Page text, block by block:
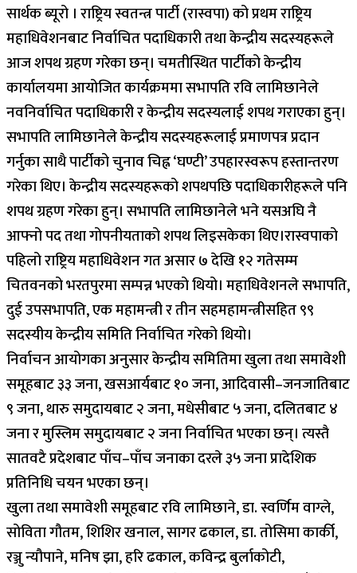
सार्थक ब्यूरो । राष्ट्रिय स्वतन्त्र पार्टी (रास्वपा) को प्रथम राष्ट्रिय
महाधिवेशनबाट निर्वाचित पदाधिकारी तथा केन्द्रीय सदस्यहरूले
आज शपथ ग्रहण गरेका छन्। चमतीस्थित पार्टीको केन्द्रीय
कार्यालयमा आयोजित कार्यक्रममा सभापति रवि लामिछानेले
नवनिर्वाचित पदाधिकारी र केन्द्रीय सदस्यलाई शपथ गराएका हुन्।
सभापति लामिछानेले केन्द्रीय सदस्यहरूलाई प्रमाणपत्र प्रदान
गर्नुका साथै पार्टीको चुनाव चिह्न ‘घण्टी’ उपहारस्वरूप हस्तान्तरण
गरेका थिए। केन्द्रीय सदस्यहरूको शपथपछि पदाधिकारीहरूले पनि
शपथ ग्रहण गरेका हुन्। सभापति लामिछानेले भने यसअघि नै
आफ्नो पद तथा गोपनीयताको शपथ लिइसकेका थिए।रास्वपाको
पहिलो राष्ट्रिय महाधिवेशन गत असार ७ देखि १२ गतेसम्म
चितवनको भरतपुरमा सम्पन्न भएको थियो। महाधिवेशनले सभापति,
दुई उपसभापति, एक महामन्त्री र तीन सहमहामन्त्रीसहित ९९
सदस्यीय केन्द्रीय समिति निर्वाचित गरेको थियो।
निर्वाचन आयोगका अनुसार केन्द्रीय समितिमा खुला तथा समावेशी
समूहबाट ३३ जना, खसआर्यबाट १० जना, आदिवासी–जनजातिबाट
९ जना, थारु समुदायबाट २ जना, मधेसीबाट ५ जना, दलितबाट ४
जना र मुस्लिम समुदायबाट २ जना निर्वाचित भएका छन्। त्यस्तै
सातवटै प्रदेशबाट पाँच–पाँच जनाका दरले ३५ जना प्रादेशिक
प्रतिनिधि चयन भएका छन्।
खुला तथा समावेशी समूहबाट रवि लामिछाने, डा. स्वर्णिम वाग्ले,
सोविता गौतम, शिशिर खनाल, सागर ढकाल, डा. तोसिमा कार्की,
रञ्जु न्यौपाने, मनिष झा, हरि ढकाल, कविन्द्र बुर्लाकोटी,